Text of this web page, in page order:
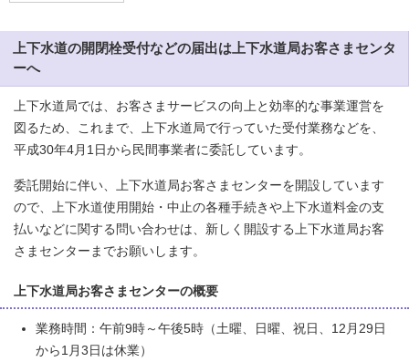
上下水道の開閉栓受付などの届出は上下水道局お客さまセンタ
ーへ
上下水道局では、お客さまサービスの向上と効率的な事業運営を
図るため、これまで、上下水道局で行っていた受付業務などを、
平成30年4月1日から民間事業者に委託しています。
委託開始に伴い、上下水道局お客さまセンターを開設しています
ので、上下水道使用開始・中止の各種手続きや上下水道料金の支
払いなどに関する問い合わせは、新しく開設する上下水道局お客
さまセンターまでお願いします。
上下水道局お客さまセンターの概要
業務時間：午前9時～午後5時（土曜、日曜、祝日、12月29日
から1月3日は休業）